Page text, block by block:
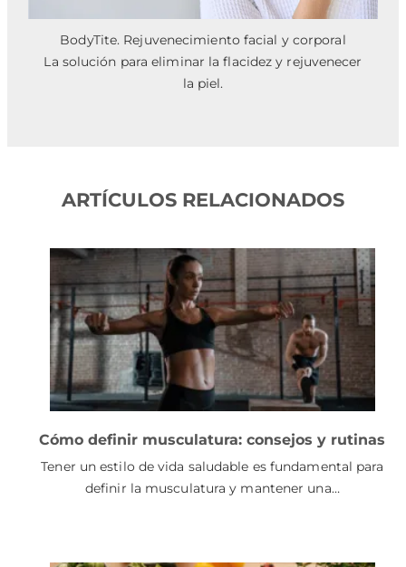
BodyTite. Rejuvenecimiento facial y corporal
La solución para eliminar la flacidez y rejuvenecer
la piel.
ARTÍCULOS RELACIONADOS
Cómo definir musculatura: consejos y rutinas
Tener un estilo de vida saludable es fundamental para
definir la musculatura y mantener una…